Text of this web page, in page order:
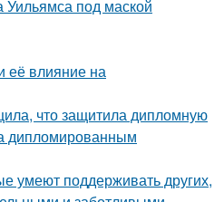
Уильямса под маской
её влияние на
что защитила дипломную
дипломированным
умеют поддерживать других,